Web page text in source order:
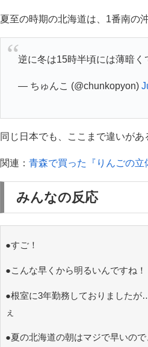
夏至の時期の北海道は、1番南の
逆に冬は15時半頃には薄暗く
— ちゅんこ (@chunkopyon)
同じ日本でも、ここまで違いが
関連： 青森で買った『りんごの
みんなの反応
●すご！
●こんな早くから明るいんですね！
●根室に3年勤務しておりました
ぇ
●夏の北海道の朝はマジで早いの